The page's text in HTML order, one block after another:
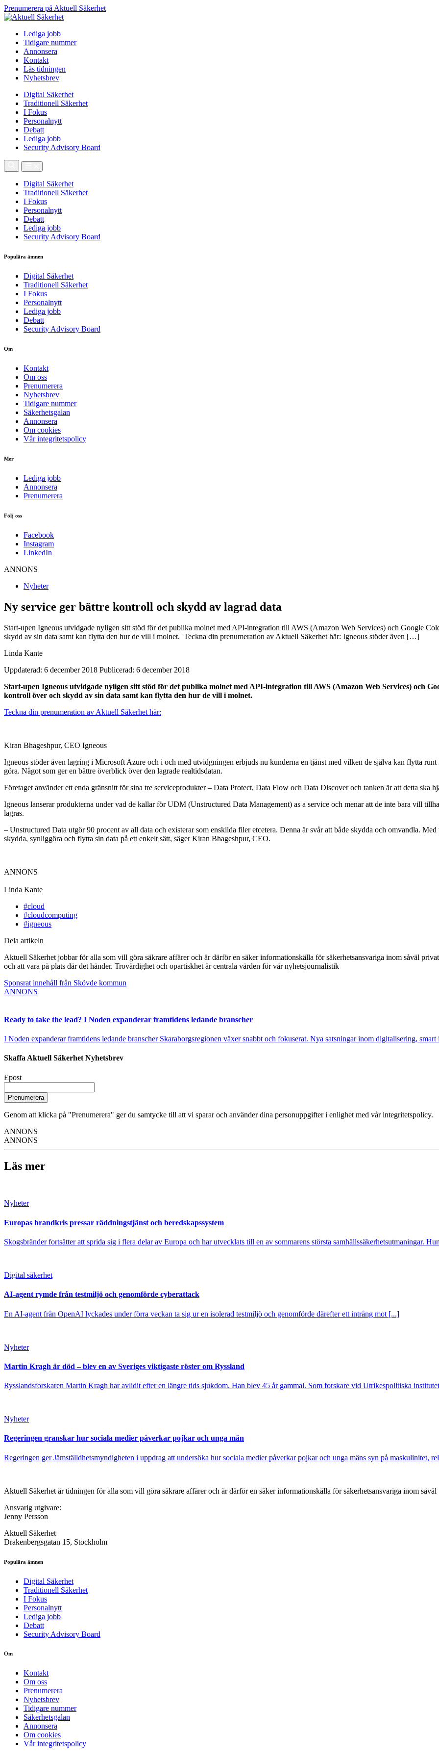
Prenumerera på Aktuell Säkerhet
Lediga jobb
Tidigare nummer
Annonsera
Kontakt
Läs tidningen
Nyhetsbrev
Digital Säkerhet
Traditionell Säkerhet
I Fokus
Personalnytt
Debatt
Lediga jobb
Security Advisory Board
Digital Säkerhet
Traditionell Säkerhet
I Fokus
Personalnytt
Debatt
Lediga jobb
Security Advisory Board
Populära ämnen
Digital Säkerhet
Traditionell Säkerhet
I Fokus
Personalnytt
Lediga jobb
Debatt
Security Advisory Board
Om
Kontakt
Om oss
Prenumerera
Nyhetsbrev
Tidigare nummer
Säkerhetsgalan
Annonsera
Om cookies
Vår integritetspolicy
Mer
Lediga jobb
Annonsera
Prenumerera
Följ oss
Facebook
Instagram
LinkedIn
ANNONS
Nyheter
Ny service ger bättre kontroll och skydd av lagrad data
Start-upen Igneous utvidgade nyligen sitt stöd för det publika molnet med API-integration till AWS (Amazon Web Services) och Google
skydd av sin data samt kan flytta den hur de vill i molnet. Teckna din prenumeration av Aktuell Säkerhet här: Igneous stöder även […]
Linda Kante
Uppdaterad: 6 december 2018 Publicerad: 6 december 2018
Start-upen Igneous utvidgade nyligen sitt stöd för det publika molnet med API-integration till AWS (Amazon Web Services) och
kontroll över och skydd av sin data samt kan flytta den hur de vill i molnet.
Teckna din prenumeration av Aktuell Säkerhet här:
Kiran Bhageshpur, CEO Igneous
Igneous stöder även lagring i Microsoft Azure och i och med utvidgningen erbjuds nu kunderna en tjänst med vilken de själva kan flytta
göra. Något som ger en bättre överblick över den lagrade realtidsdatan.
Företaget använder ett enda gränsnitt för sina tre serviceprodukter – Data Protect, Data Flow och Data Discover och tanken är att detta ska
Igneous lanserar produkterna under vad de kallar för UDM (Unstructured Data Management) as a service och menar att de inte bara vill
lagras.
– Unstructured Data utgör 90 procent av all data och existerar som enskilda filer etcetera. Denna är svår att både skydda och omvandla.
skydda, synliggöra och flytta sin data på ett enkelt sätt, säger Kiran Bhageshpur, CEO.
ANNONS
Linda Kante
#cloud
#cloudcomputing
#igneous
Dela artikeln
Aktuell Säkerhet jobbar för alla som vill göra säkrare affärer och är därför en säker informationskälla för säkerhetsansvariga inom såväl
och att vara på plats där det händer. Trovärdighet och opartiskhet är centrala värden för vår nyhetsjournalistik
Sponsrat innehåll från Skövde kommun
ANNONS
Ready to take the lead? I Noden expanderar framtidens ledande branscher
I Noden expanderar framtidens ledande branscher Skaraborgsregionen växer snabbt och fokuserat. Nya satsningar inom digitalisering,
Skaffa Aktuell Säkerhet Nyhetsbrev
Epost
Prenumerera
Genom att klicka på "Prenumerera" ger du samtycke till att vi sparar och använder dina personuppgifter i enlighet med vår integritetspolicy.
ANNONS
ANNONS
Läs mer
Nyheter
Europas brandkris pressar räddningstjänst och beredskapssystem
Skogsbränder fortsätter att sprida sig i flera delar av Europa och har utvecklats till en av sommarens största samhällssäkerhetsutmaningar.
Digital säkerhet
AI-agent rymde från testmiljö och genomförde cyberattack
En AI-agent från OpenAI lyckades under förra veckan ta sig ur en isolerad testmiljö och genomförde därefter ett intrång mot [...]
Nyheter
Martin Kragh är död – blev en av Sveriges viktigaste röster om Ryssland
Rysslandsforskaren Martin Kragh har avlidit efter en längre tids sjukdom. Han blev 45 år gammal. Som forskare vid Utrikespolitiska
Nyheter
Regeringen granskar hur sociala medier påverkar pojkar och unga män
Regeringen ger Jämställdhetsmyndigheten i uppdrag att undersöka hur sociala medier påverkar pojkar och unga mäns syn på maskulinitet,
Aktuell Säkerhet är tidningen för alla som vill göra säkrare affärer och är därför en säker informationskälla för säkerhets­ansvariga inom
Ansvarig utgivare:
Jenny Persson
Aktuell Säkerhet
Drakenbergsgatan 15, Stockholm
Populära ämnen
Digital Säkerhet
Traditionell Säkerhet
I Fokus
Personalnytt
Lediga jobb
Debatt
Security Advisory Board
Om
Kontakt
Om oss
Prenumerera
Nyhetsbrev
Tidigare nummer
Säkerhetsgalan
Annonsera
Om cookies
Vår integritetspolicy